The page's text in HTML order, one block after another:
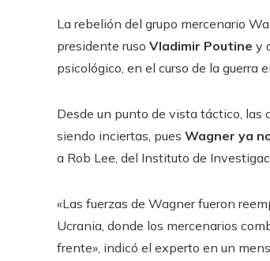
La rebelión del grupo mercenario
presidente ruso Vladimir Poutine y
psicológico, en el curso de la guerra
Desde un punto de vista táctico, las
siendo inciertas, pues Wagner ya
a Rob Lee, del Instituto de
«Las fuerzas de Wagner fueron
Ucrania, donde los mercenarios
frente», indicó el experto en un